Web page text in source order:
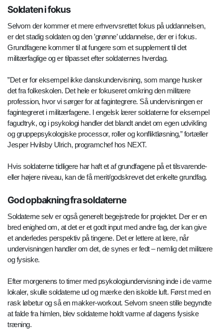
Soldaten i fokus
Selvom der kommer et mere erhvervsrettet fokus på uddannelsen,
er det stadig soldaten og den ’grønne’ uddannelse, der er i fokus.
Grundfagene kommer til at fungere som et supplement til det
militærfaglige og er tilpasset efter soldaternes hverdag.
”Det er for eksempel ikke danskundervisning, som mange husker
det fra folkeskolen. Det hele er fokuseret omkring den militære
profession, hvor vi sørger for at fagintegrere. Så undervisningen er
fagintegreret i militærfagene. I engelsk lærer soldaterne for eksempel
fagudtryk, og i psykologi handler det blandt andet om egen udvikling
og gruppepsykologiske processor, roller og konfliktløsning,” fortæller
Jesper Hvilsby Ulrich, programchef hos NEXT.
Hvis soldaterne tidligere har haft et af grundfagene på et tilsvarende-
eller højere niveau, kan de få merit/godskrevet det enkelte grundfag.
God opbakning fra soldaterne
Soldaterne selv er også generelt begejstrede for projektet. Der er en
bred enighed om, at det er et godt input med andre fag, der kan give
et anderledes perspektiv på tingene. Det er lettere at lære, når
undervisningen handler om det, de synes er fedt – nemlig det militære
og fysiske.
Efter morgenens to timer med psykologiundervisning inde i de varme
lokaler, skulle soldaterne ud og mærke den iskolde luft. Først med en
rask løbetur og så en makker-workout. Selvom sneen stille begyndte
at falde fra himlen, blev soldaterne holdt varme af dagens fysiske
træning.